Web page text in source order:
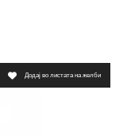
Додај во листата на желби